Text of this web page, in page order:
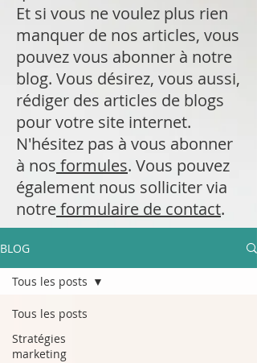
Et si vous ne voulez plus rien
manquer de nos articles, vous
pouvez vous abonner à notre
blog. Vous désirez, vous aussi,
rédiger des articles de blogs
pour votre site internet.
N'hésitez pas à vous abonner
à nos formules. Vous pouvez
également nous solliciter via
notreformulaire de contact.
BLOG
Tous les posts
Stratégies
marketing
Tous les posts